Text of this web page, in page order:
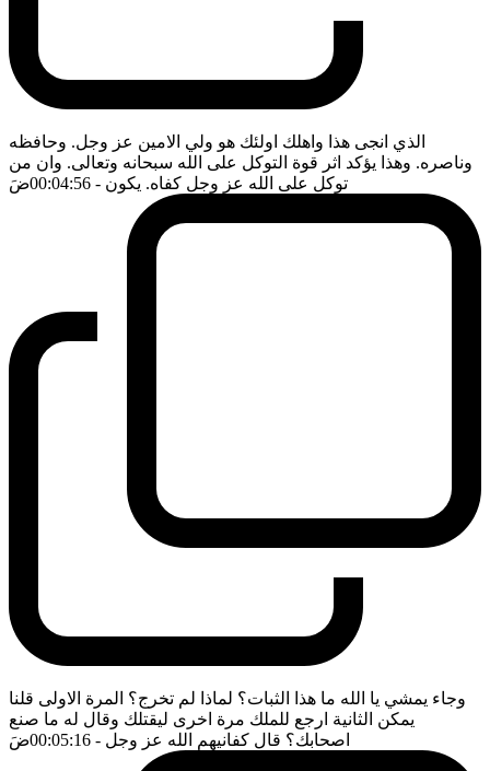
الذي انجى هذا واهلك اولئك هو ولي الامين عز وجل. وحافظه
وناصره. وهذا يؤكد اثر قوة التوكل على الله سبحانه وتعالى. وان من
توكل على الله عز وجل كفاه. يكون - 00:04:56 ضَ
وجاء يمشي يا الله ما هذا الثبات؟ لماذا لم تخرج؟ المرة الاولى قلنا
يمكن الثانية ارجع للملك مرة اخرى ليقتلك وقال له ما صنع
اصحابك؟ قال كفانيهم الله عز وجل - 00:05:16 ضَ